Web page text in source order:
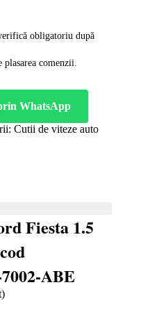
obligatoriu după
comenzii.
WhatsApp
Cutii de viteze auto
Fiesta 1.5
ABE